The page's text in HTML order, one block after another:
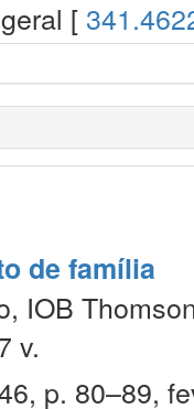
[
de família
IOB
v.
p. 80–89,